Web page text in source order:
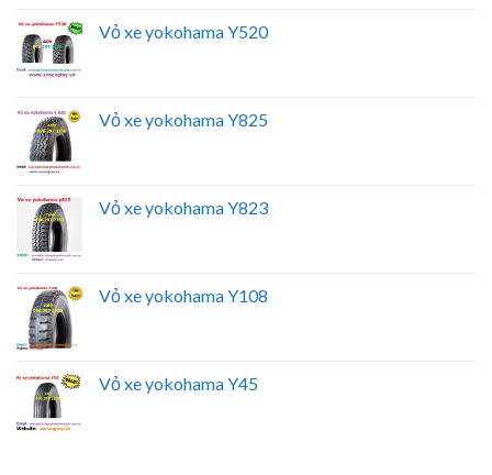
Vỏ xe yokohama Y520
Vỏ xe yokohama Y825
Vỏ xe yokohama Y823
Vỏ xe yokohama Y108
Vỏ xe yokohama Y45